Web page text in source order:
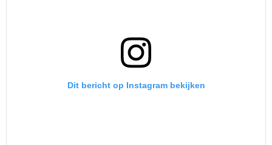
Dit bericht op Instagram bekijken